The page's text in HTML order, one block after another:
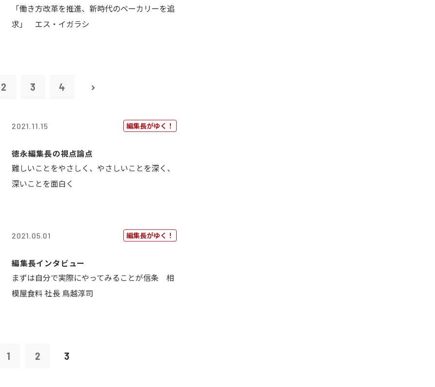
「働き方改革を推進、新時代のベーカリーを追
求」 エス・イガラシ
2 3 4
2021.11.15 編集長がゆく！
徳永編集長の視点論点
難しいことをやさしく、やさしいことを深く、
深いことを面白く
2021.05.01 編集長がゆく！
編集長インタビュー
まずは自分で実際にやってみることが信条 相
模屋食料 社長 鳥越淳司
1 2 3